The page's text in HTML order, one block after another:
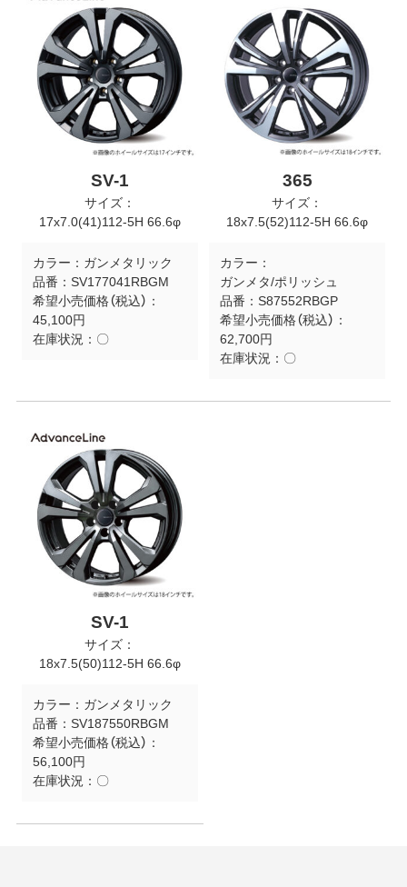
SV-1
サイズ：
17x7.0(41)112-5H 66.6φ
カラー： ガンメタリック
品番： SV177041RBGM
希望小売価格（税込）：
45,100円
在庫状況： 〇
365
サイズ：
18x7.5(52)112-5H 66.6φ
カラー：
ガンメタ/ポリッシュ
品番： S87552RBGP
希望小売価格（税込）：
62,700円
在庫状況： 〇
SV-1
サイズ：
18x7.5(50)112-5H 66.6φ
カラー： ガンメタリック
品番： SV187550RBGM
希望小売価格（税込）：
56,100円
在庫状況： 〇